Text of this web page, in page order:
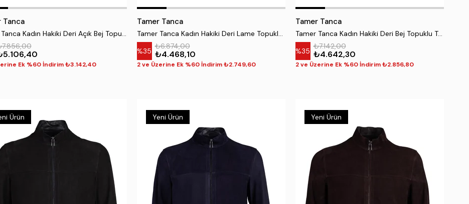
Tanca
Tamer Tanca Kadın Hakiki Deri Açık Bej Topuklu Ayakkabı
Ek %60 İndirim ₺3.142,40
Tamer Tanca
Tamer Tanca Kadın Hakiki Deri Lame Topuklu Ayakkabı
%35 ₺4.468,10
₺6.874,00
2 ve Üzerine Ek %60 İndirim ₺2.749,60
Tamer Tanca
Tamer Tanca Kadın Hakiki Deri Bej Topuklu Terlik
%35 ₺4.642,30
₺7.142,00
2 ve Üzerine Ek %60 İndirim ₺2.856,80
Ürün Yeni Ürün Yeni Ürün